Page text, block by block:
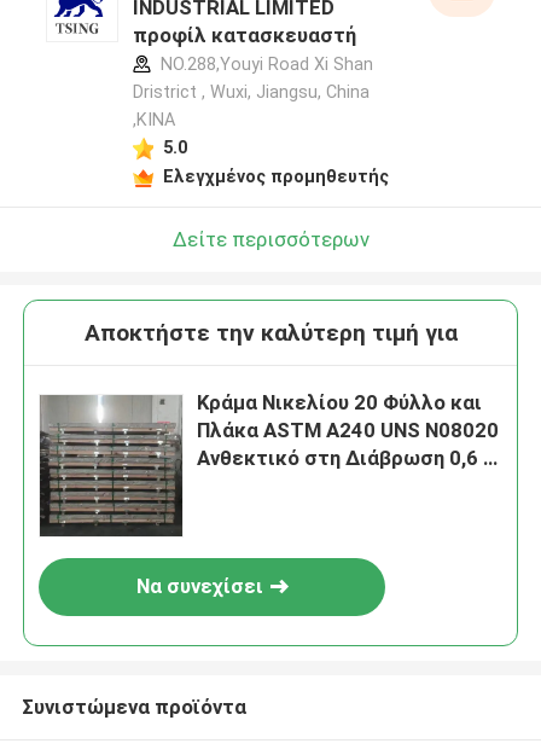
INDUSTRIAL LIMITED
προφίλ κατασκευαστή
NO.288,Youyi Road Xi Shan
Dristrict , Wuxi, Jiangsu, China
,ΚΙΝΑ
5.0
Ελεγχμένος προμηθευτής
Δείτε περισσότερων
Αποκτήστε την καλύτερη τιμή για
Κράμα Νικελίου 20 Φύλλο και
Πλάκα ASTM A240 UNS N08020
Ανθεκτικό στη Διάβρωση 0,6 -
Να συνεχίσει
Συνιστώμενα προϊόντα